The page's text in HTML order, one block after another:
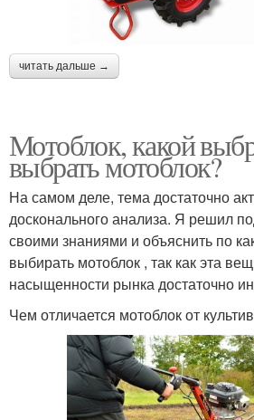
читать дальше →
Мотоблок, какой
выбрать мотоблок?
На самом деле, тема достаточно
досконального анализа. Я решил
своими знаниями и объяснить по
выбирать мотоблок , так как эта
насыщенности рынка достаточно
Чем отличается мотоблок от